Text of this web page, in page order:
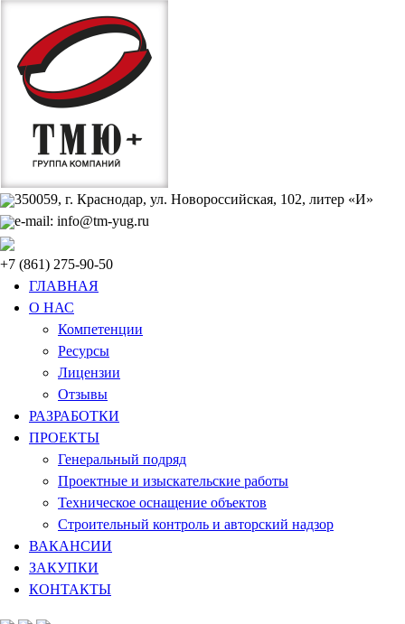
350059, г. Краснодар, ул. Новороссийская, 102, литер «И»
e-mail: info@tm-yug.ru
+7 (861) 275-90-50
ГЛАВНАЯ
О НАС
Компетенции
Ресурсы
Лицензии
Отзывы
РАЗРАБОТКИ
ПРОЕКТЫ
Генеральный подряд
Проектные и изыскательские работы
Техническое оснащение объектов
Строительный контроль и авторский надзор
ВАКАНСИИ
ЗАКУПКИ
КОНТАКТЫ